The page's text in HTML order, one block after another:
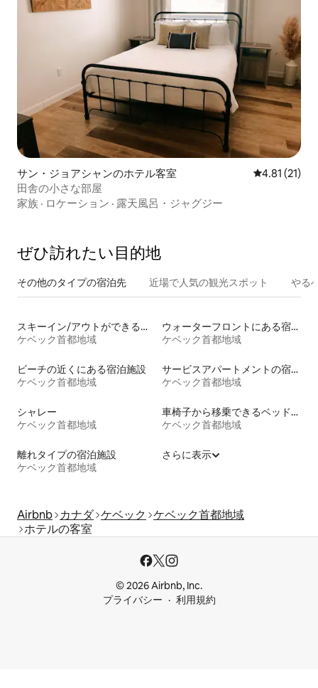
サン・ジョアシャンのホテル客室 レビュー21
4.81 (21)
田舎の小さな部屋
家族 · ロケーション · 露天風呂・ジャグジー
ぜひ訪⁠れ⁠た⁠い目⁠的⁠地
その他のタ⁠イ⁠プ⁠の宿⁠泊⁠先 近場で人気の観光スポット やる
スキーイン/アウトができる宿泊先
ケベック首都地域
ウォーターフロントにある宿泊施設
ケベック首都地域
ビーチの近くにある宿泊施設
ケベック首都地域
サービスアパートメントの宿泊施設
ケベック首都地域
シャレー
ケベック首都地域
車椅子から移乗できるベッドがある宿泊施設
ケベック首都地域
離れタイプの宿泊施設
ケベック首都地域
さらに表示
Airbnb カナダ ケベック
ケベック首都地域
ホテルの客室
© 2026 Airbnb, Inc.
プライバシー
利用規約